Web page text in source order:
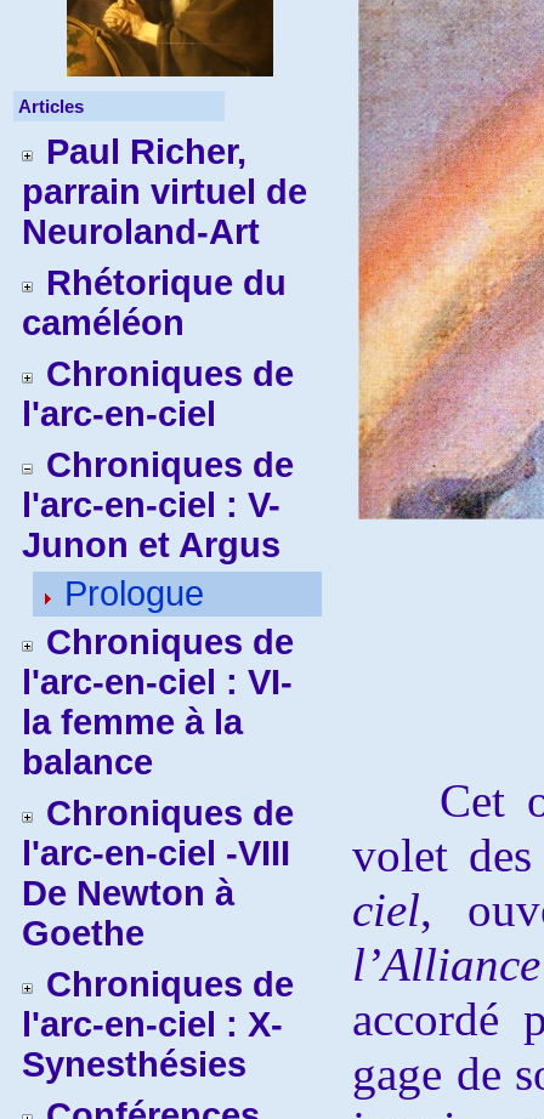
Articles
Paul Richer,
parrain virtuel de
Neuroland-Art
Rhétorique du
caméléon
Chroniques de
l'arc-en-ciel
Chroniques de
l'arc-en-ciel : V-
Junon et Argus
Prologue
Chroniques de
l'arc-en-ciel : VI-
la femme à la
balance
Chroniques de
l'arc-en-ciel -VIII
De Newton à
Goethe
Chroniques de
l'arc-en-ciel : X-
Synesthésies
Cet
volet
ciel,
l’Alliance
accordé
gage de